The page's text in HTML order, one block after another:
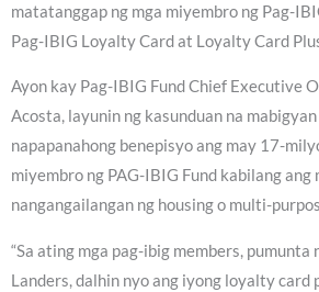
matatanggap ng mga miyembro ng Pag-
Pag-IBIG Loyalty Card at Loyalty Card
Ayon kay Pag-IBIG Fund Chief Executive
Acosta, layunin ng kasunduan na
napapanahong benepisyo ang may 17-
miyembro ng PAG-IBIG Fund kabilang ang
nangangailangan ng housing o multi-
“Sa ating mga pag-ibig members, pumunta
Landers, dalhin nyo ang iyong loyalty card